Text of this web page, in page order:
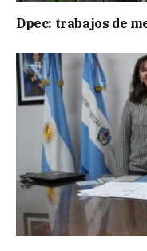
Dpec: trabajos de